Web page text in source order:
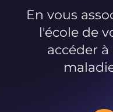
En vous
l'école de
accéder